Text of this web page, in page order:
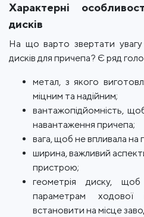
Характерні
дисків
На що варто звертати увагу
дисків для причепа? Є ряд
метал, з якого
міцним та надійним;
вантажопідйомність,
навантаження причепа;
вага, щоб не впливала на
ширина, важливий
пристрою;
геометрія диску, щоб
параметрам
встановити на місце